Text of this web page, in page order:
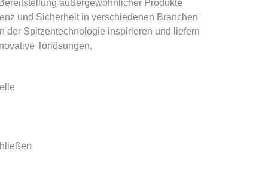
außergewöhnlicher Produkte
und Sicherheit in verschiedenen Branchen
der Spitzentechnologie inspirieren und liefern
Torlösungen.